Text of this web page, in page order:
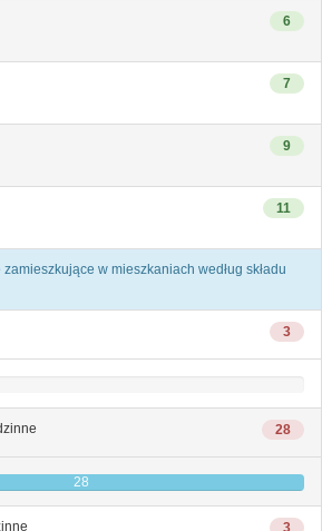
6
7
9
11
w mieszkaniach według składu
3
28
28
3